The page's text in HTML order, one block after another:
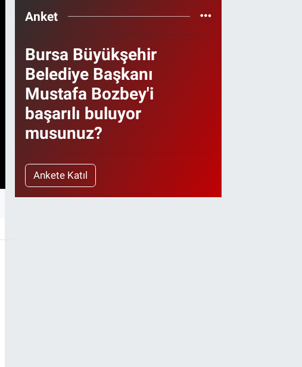
Anket
Bursa Büyükşehir
Belediye Başkanı
Mustafa Bozbey'i
başarılı buluyor
musunuz?
Ankete Katıl